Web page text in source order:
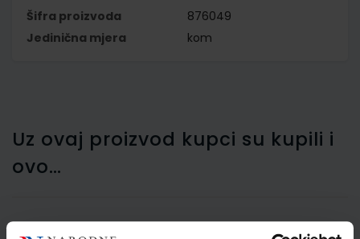
Šifra proizvoda
876049
Jedinična mjera
kom
Uz ovaj proizvod kupci su kupili i
ovo…